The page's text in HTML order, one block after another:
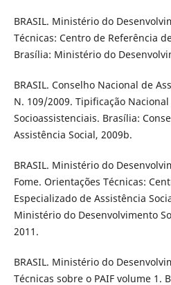
BRASIL. Ministério do
Técnicas: Centro de Referência
Brasília: Ministério do
BRASIL. Conselho Nacional de
N. 109/2009. Tipificação Nacional
Socioassistenciais. Brasília:
Assistência Social, 2009b.
BRASIL. Ministério do
Fome. Orientações Técnicas:
Especializado de Assistência
Ministério do Desenvolvimento
2011.
BRASIL. Ministério do
Técnicas sobre o PAIF volume 1.